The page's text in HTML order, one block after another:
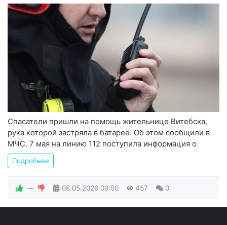
Спасатели пришли на помощь жительнице Витебска,
рука которой застряла в батарее. Об этом сообщили в
МЧС. 7 мая на линию 112 поступила информация о
Подробнее
— 08.05.2026 09:50 457 0